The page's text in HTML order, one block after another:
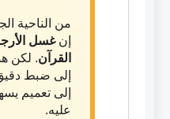
من الناحية
إنغسل
القرآن. لكن
إلى ضبط
إلى تعميم
عليه.